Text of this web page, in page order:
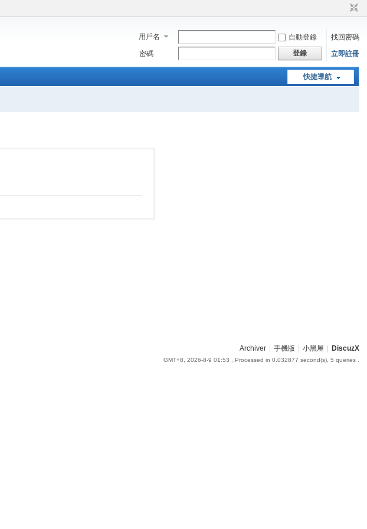
用戶名 自動登錄
找回密碼
密碼
登錄 立即註冊
快捷導航
Archiver 手機版 小黑屋 DiscuzX
GMT+8, 2026-8-9 01:53 , Processed in 0.032877 second(s), 5 queries .